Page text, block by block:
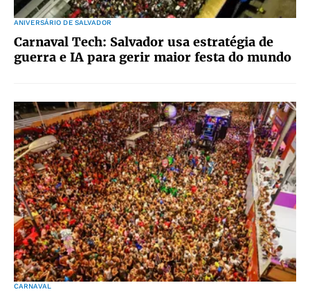
ANIVERSÁRIO DE SALVADOR
Carnaval Tech: Salvador usa estratégia de
guerra e IA para gerir maior festa do mundo
CARNAVAL